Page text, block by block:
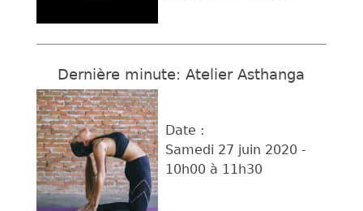
Dernière minute: Atelier Asthanga
Date :
Samedi 27 juin 2020 -
10h00 à 11h30